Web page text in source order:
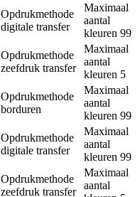
Opdrukmethode
digitale transfer
Maximaal
aantal
kleuren 99
Opdrukmethode
zeefdruk transfer
Maximaal
aantal
kleuren 5
Opdrukmethode
borduren
Maximaal
aantal
kleuren 99
Opdrukmethode
digitale transfer
Maximaal
aantal
kleuren 99
Opdrukmethode
zeefdruk transfer
Maximaal
aantal